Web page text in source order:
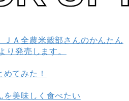
ＪＡ全農米穀部さんのかんたん
り発売します。
てみた！
美味しく食べたい